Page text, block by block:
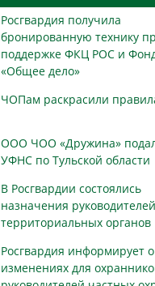
Росгвардия получила
бронированную технику
поддержке ФКЦ РОС и
«Общее дело»
ЧОПам раскрасили
ООО ЧОО «Дружина»
УФНС по Тульской области
В Росгвардии состоялись
назначения руководителей
территориальных органов
Росгвардия информирует
изменениях для